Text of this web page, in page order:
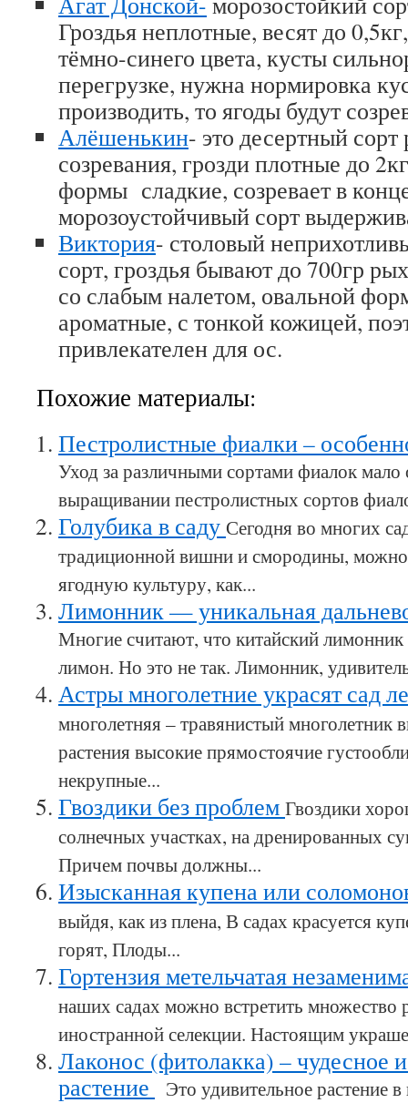
Гроздья неплотные, весят до
тёмно-синего цвета, кусты
перегрузке, нужна нормировка
производить, то ягоды будут
Алёшенькин- это десертный сорт
созревания, грозди плотные до
формы сладкие, созревает в
морозоустойчивый сорт
Виктория- столовый
сорт, гроздья бывают до 700гр
со слабым налетом, овальной
ароматные, с тонкой кожицей,
привлекателен для ос.
Похожие материалы:
Пестролистные фиалки –
Уход за различными сортами фиалок мало
выращивании пестролистных сортов
Голубика в саду Сегодня во многих
традиционной вишни и смородины, можно
ягодную культуру, как...
Лимонник — уникальная
Многие считают, что китайский
лимон. Но это не так. Лимонник,
Астры многолетние украсят сад
многолетняя – травянистый многолетник
растения высокие прямостоячие
некрупные...
Гвоздики без проблем Гвоздики
солнечных участках, на дренированных
Причем почвы должны...
Изысканная купена или
выйдя, как из плена, В садах красуется
горят, Плоды...
Гортензия метельчатая
наших садах можно встретить множество
иностранной селекции. Настоящим
Лаконос (фитолакка) – чудесное
растение
Это удивительное растение